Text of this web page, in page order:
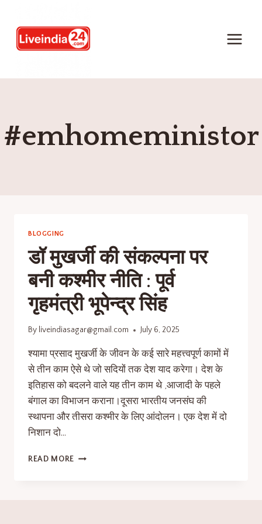
#emhomeministor
BLOGGING
डॉ मुखर्जी की संकल्पना पर
बनी कश्मीर नीति : पूर्व
गृहमंत्री भूपेन्द्र सिंह
By liveindiasagar@gmail.com July 6, 2025
श्यामा प्रसाद मुखर्जी के जीवन के कई सारे महत्त्वपूर्ण कामों में
से तीन काम ऐसे थे जो सदियों तक देश याद करेगा। देश के
इतिहास को बदलने वाले यह तीन काम थे ,आजादी के पहले
बंगाल का विभाजन कराना।दूसरा भारतीय जनसंघ की
स्थापना और तीसरा कश्मीर के लिए आंदोलन। एक देश में दो
निशान दो…
READ MORE